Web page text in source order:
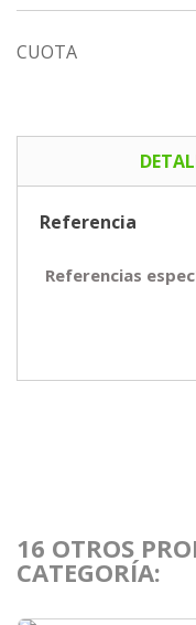
CUOTA
Referencia
Referencias
16 OTROS
CATEGORÍA: